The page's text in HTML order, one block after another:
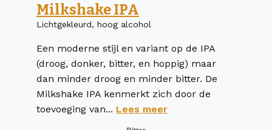
Milkshake IPA
Lichtgekleurd, hoog alcohol
Een moderne stijl en variant op de IPA
(droog, donker, bitter, en hoppig) maar
dan minder droog en minder bitter. De
Milkshake IPA kenmerkt zich door de
toevoeging van... Lees meer